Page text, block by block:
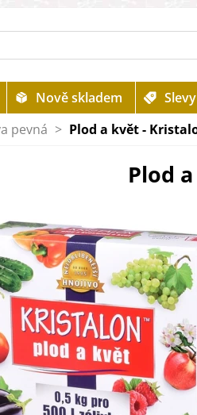
Nově skladem Slevy
pevná > Plod a květ -
Plod